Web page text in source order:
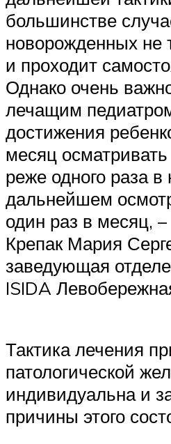
большинстве
новорожденных не
и проходит
Однако очень
лечащим
достижения
месяц
реже одного раза
дальнейшем
один раз в месяц,
Крепак Мария
заведующая
ISIDA
Тактика лечения
патологической
индивидуальна и
причины этого